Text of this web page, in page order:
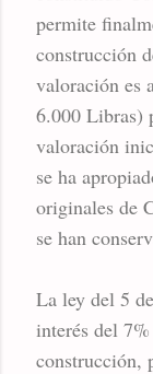
permite
construcción
valoración es
6.000 Libras)
valoración
se ha
originales de
se han
La ley del 5
interés del
construcción,